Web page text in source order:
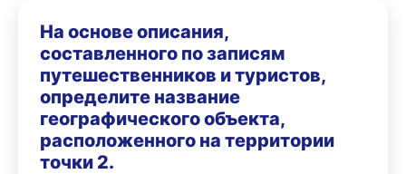
На основе описания,
составленного по записям
путешественников и туристов,
определите название
географического объекта,
расположенного на территории
точки 2.